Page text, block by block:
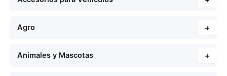
Agro +
Animales y Mascotas +